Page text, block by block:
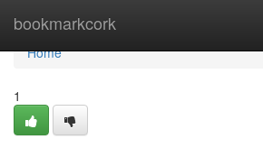
bookmarkcork
Home
Home
1